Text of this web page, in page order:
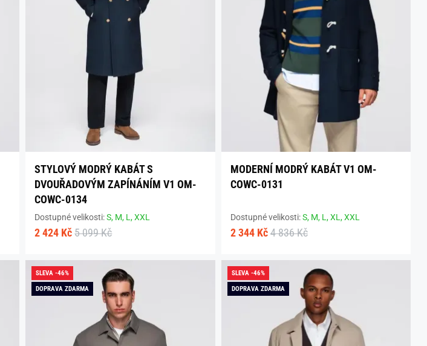
STYLOVÝ MODRÝ KABÁT S
DVOUŘADOVÝM ZAPÍNÁNÍM V1 OM-
COWC-0134
Dostupné velikosti:S, M, L,XXL
2 424 Kč 5 099 Kč
MODERNÍ MODRÝ KABÁT V1 OM-
COWC-0131
Dostupné velikosti:S, M, L,XL,XXL
2 344 Kč 4 836 Kč
SLEVA -46%
DOPRAVA ZDARMA
SLEVA -46%
DOPRAVA ZDARMA